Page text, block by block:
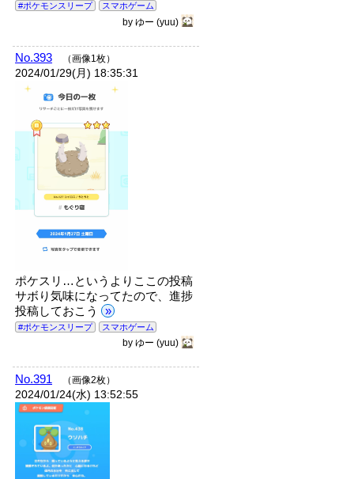
#ポケモンスリープ スマホゲーム
byゆー(yuu)
No.393 （画像1枚）
2024/01/29(月) 18:35:31
ポケスリ…というよりここの投稿
サボり気味になってたので、進捗
投稿しておこう »
#ポケモンスリープ スマホゲーム
byゆー(yuu)
No.391 （画像2枚）
2024/01/24(水) 13:52:55